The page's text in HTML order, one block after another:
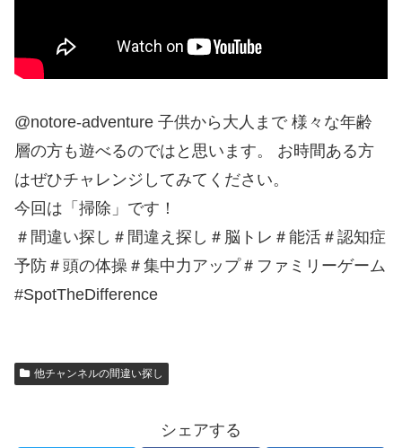
@notore-adventure 子供から大人まで 様々な年齢
層の方も遊べるのではと思います。 お時間ある方
はぜひチャレンジしてみてください。
今回は「掃除」です！
＃間違い探し＃間違え探し＃脳トレ＃能活＃認知症
予防＃頭の体操＃集中力アップ＃ファミリーゲーム
#SpotTheDifference
他チャンネルの間違い探し
シェアする